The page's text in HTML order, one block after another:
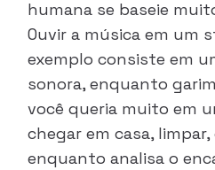
humana se baseie
Ouvir a música em um
exemplo consiste em
sonora, enquanto
você queria muito em
chegar em casa,
enquanto analisa o